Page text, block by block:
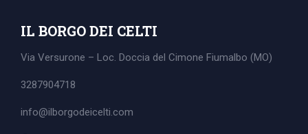
IL BORGO DEI CELTI
Via Versurone – Loc. Doccia del Cimone Fiumalbo (MO)
3287904718
info@ilborgodeicelti.com